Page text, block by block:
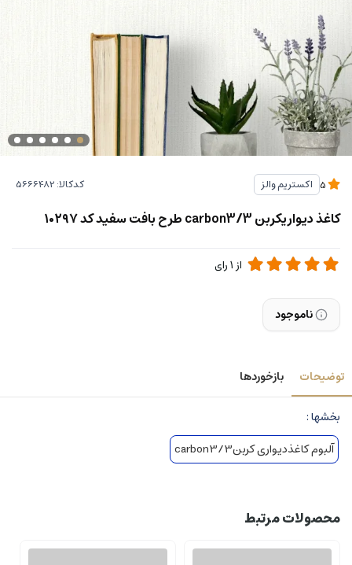
اکستریم والز کدکالا:
کاغذ دیواریکربن 3/carbon3 طرح بافت سفید کد ۱۰۲۹۷
از1رای
ناموجود
توضیحات بازخوردها
بخشها :
آلبوم کاغذدیواری کربن3/carbon3
محصولات مرتبط